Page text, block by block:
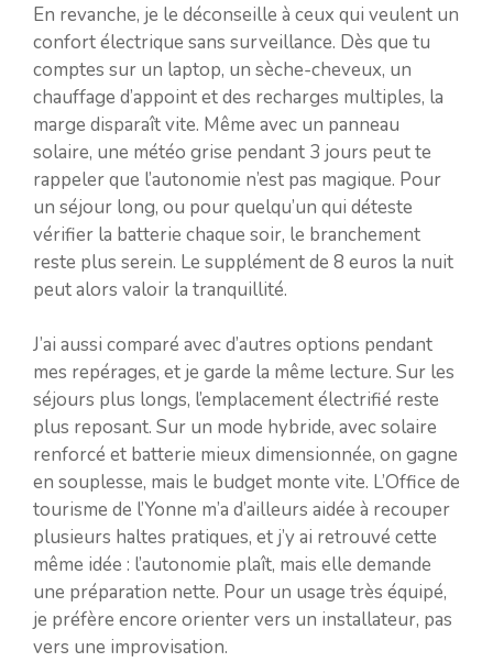
En revanche, je le déconseille à ceux qui veulent un
confort électrique sans surveillance. Dès que tu
comptes sur un laptop, un sèche-cheveux, un
chauffage d’appoint et des recharges multiples, la
marge disparaît vite. Même avec un panneau
solaire, une météo grise pendant 3 jours peut te
rappeler que l’autonomie n’est pas magique. Pour
un séjour long, ou pour quelqu’un qui déteste
vérifier la batterie chaque soir, le branchement
reste plus serein. Le supplément de 8 euros la nuit
peut alors valoir la tranquillité.
J’ai aussi comparé avec d’autres options pendant
mes repérages, et je garde la même lecture. Sur les
séjours plus longs, l’emplacement électrifié reste
plus reposant. Sur un mode hybride, avec solaire
renforcé et batterie mieux dimensionnée, on gagne
en souplesse, mais le budget monte vite. L’Office de
tourisme de l’Yonne m’a d’ailleurs aidée à recouper
plusieurs haltes pratiques, et j’y ai retrouvé cette
même idée : l’autonomie plaît, mais elle demande
une préparation nette. Pour un usage très équipé,
je préfère encore orienter vers un installateur, pas
vers une improvisation.